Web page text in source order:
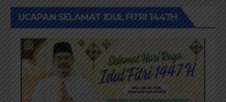
UCAPAN SELAMAT IDUL FITRI 1447H